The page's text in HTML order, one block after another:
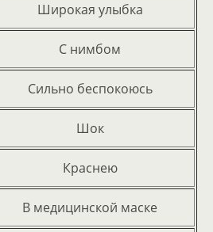
Широкая улыбка
С нимбом
Сильно беспокоюсь
Шок
Краснею
В медицинской маске